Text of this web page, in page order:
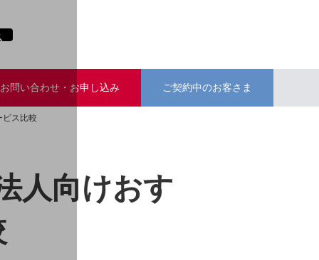
お問い合わせ・お申し込み ご契約中のお客さま
ビス比較
人向けおす